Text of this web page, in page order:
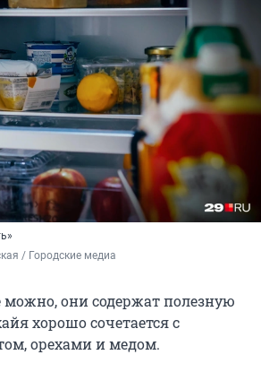
/ Городские медиа
можно, они содержат полезную
хорошо сочетается с
орехами и медом.